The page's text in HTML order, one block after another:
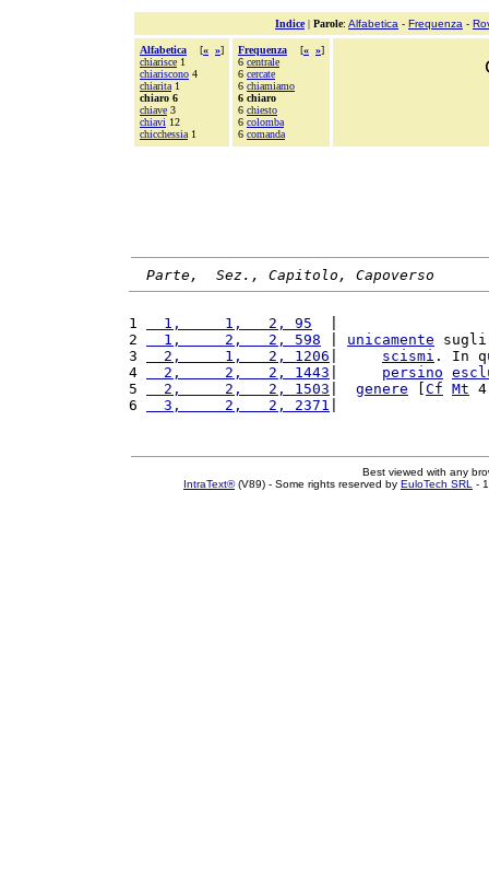
Indice| Parole: Alfabetica - Frequenza -
Alfabetica [« »]
chiarisce 1
chiariscono 4
chiarita 1
chiaro 6
chiave 3
chiavi 12
chicchessia 1
Frequenza [« »]
6 centrale
6 cercate
6 chiamiamo
6 chiaro
6 chiesto
6 colomba
6 comanda
Parte,  Sez., Capitolo, Capoverso
1
  1,     1,   2, 95
2
  1,     2,   2, 598
unicamente
3
  2,     1,   2, 1206
scismi . In
4
  2,     2,   2, 1443
persino
5
  2,     2,   2, 1503
genere Cf Mt
6
  3,     2,   2, 2371
Best viewed with any
IntraText®(V89) - Some rights reserved by EuloTech SRL -